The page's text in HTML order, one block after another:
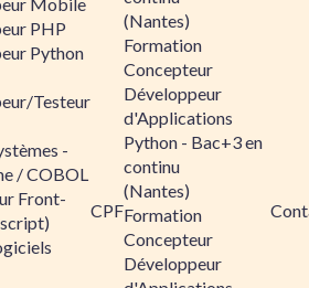
PHP
Python
Testeur
-
/ COBOL
Front-
CPF
(Nantes)
Formation
Concepteur
Développeur
d'Applications
Python - Bac+3 en
continu
(Nantes)
Formation
Concepteur
Développeur